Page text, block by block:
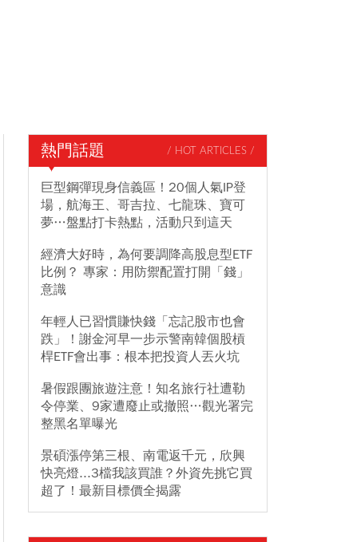
熱門話題 / HOT ARTICLES /
巨型鋼彈現身信義區！20個人氣IP登
場，航海王、哥吉拉、七龍珠、寶可
夢…盤點打卡熱點，活動只到這天
經濟大好時，為何要調降高股息型ETF
比例？ 專家：用防禦配置打開「錢」
意識
年輕人已習慣賺快錢「忘記股市也會
跌」！謝金河早一步示警南韓個股槓
桿ETF會出事：根本把投資人丟火坑
暑假跟團旅遊注意！知名旅行社遭勒
令停業、9家遭廢止或撤照…觀光署完
整黑名單曝光
景碩漲停第三根、南電返千元，欣興
快亮燈...3檔我該買誰？外資先挑它買
超了！最新目標價全揭露